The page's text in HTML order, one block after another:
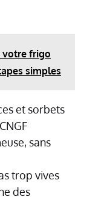
votre frigo
simples
et sorbets
sans
trop vives
des